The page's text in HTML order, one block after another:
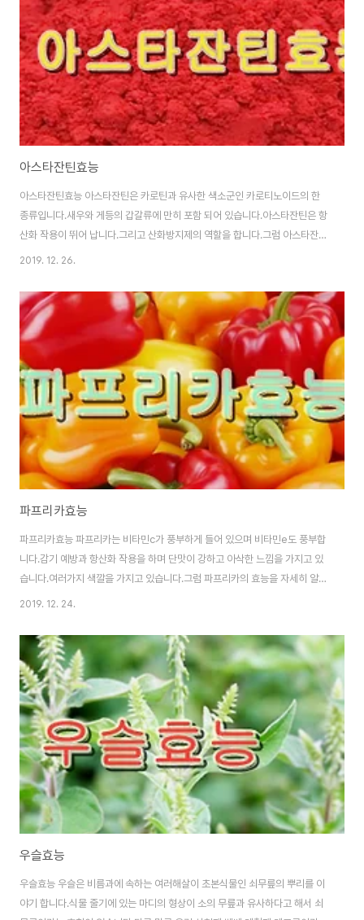
에 도움이 된다새우에는 키토산과 타우린 성분이 들어 있는데 이 성분은 체내
신진대사를 높여주며 혈액순환을 촉진해줍니..
아스타잔틴효능
아스타잔틴효능 아스타잔틴은 카로틴과 유사한 색소군인 카로티노이드의 한
종류입니다.새우와 게등의 갑갈류에 만히 포함 되어 있습니다.아스타잔틴은 항
산화 작용이 뛰어 납니다.그리고 산화방지제의 역할을 합니다.그럼 아스타잔틴
의 구체적인 효능을 알아 보겠습니다. 1.항산화작용을 한다아스타잔틴은 항산
에 독성이 강한 중항산소라는 것이 있는데 이 성분은 자외선틀 통해 생성되는
경우가 많으며 기미와 피부노화를 가속화 시키는 원인이 되기도 합니다.아스타
잔틴은 현존하는 항산화 물질중에 최고라고 할 정도 입니다. 2.눈 건강에 도움
이 된다아스타잔틴은 눈 건강에 도움이 됩니다.눈 건강은 외부 자극을 줄여 주
며 안구에 영을을 보충해 줍니다.그리고 오메가3 지방..
2019. 12. 26.
파프리카효능
파프리카효능 파프리카는 비타민c가 풍부하게 들어 있으며 비타민e도 풍부합
니다.감기 예방과 항산화 작용을 하며 단맛이 강하고 아삭한 느낌을 가지고 있
습니다.여러가지 색깔을 가지고 있습니다.그럼 파프리카의 효능을 자세히 알아
보겠습니다. 1.피부건강에 도움이 된다파프리카는 피부건강에 도움이 됩니다.
인 멜라닌 생성을 줄여 줍니다.그리고 비타민a 성분은 주름을 방지해 줍니다.
파프리카 중에 빨간 파프리카가 비타민을 많이 함유하고 있습니다.그리고 키코
펜 성분도 들어 있는데 안티에이징 효과가 있습니다. 2.혈관 건강에 도움이 된
다파프리카에는 파라진과 비타민c 성분이 들어 있는데 이 성분은 동맥경화의
원인이 되는 콜레스테롤의 과산화를 방지해 줍니..
2019. 12. 24.
우슬효능
우슬효능 우슬은 비름과에 속하는 여러해살이 초본식물인 쇠무릎의 뿌리를 이
야기 합니다.식물 줄기에 있는 마디의 형상이 소의 무릎과 유사하다고 해서 쇠